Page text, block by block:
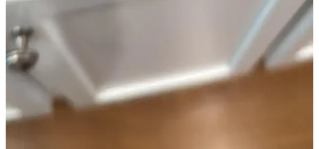
Tuğla cephelerin beyaza boyanması estetik açıdan tercih edilse de,
bakım zorlukları ve yapısal riskler taşır. Doğal nefes alma özelliği
kaybolabilir, alternatif çözümler önerilir.
Benjamin Moore Beyaz Tonları: White Dove,
Chantilly Lace ve Simply White Karşılaştırması
Benjamin Moore'un White Dove, Chantilly Lace ve Simply White
beyaz tonları, mekanın ışıklandırması, zemin ve mobilyalarla